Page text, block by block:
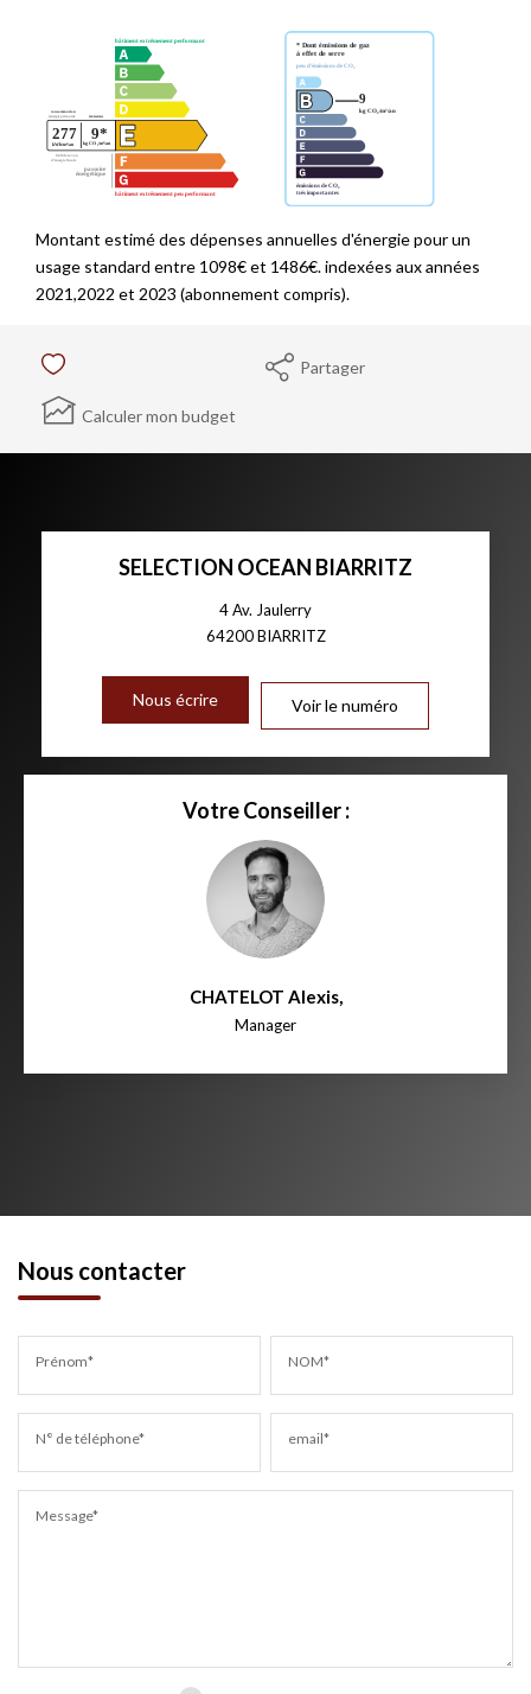
Montant estimé des dépenses annuelles d'énergie pour un
usage standard entre 1098€ et 1486€. indexées aux années
2021,2022 et 2023 (abonnement compris).
Partager
Calculer mon budget
SELECTION OCEAN BIARRITZ
4 Av. Jaulerry
64200BIARRITZ
Nous écrire Voir le numéro
Votre Conseiller :
CHATELOT Alexis,
Manager
Nous contacter
Prénom* NOM*
N° de téléphone* email*
Message*